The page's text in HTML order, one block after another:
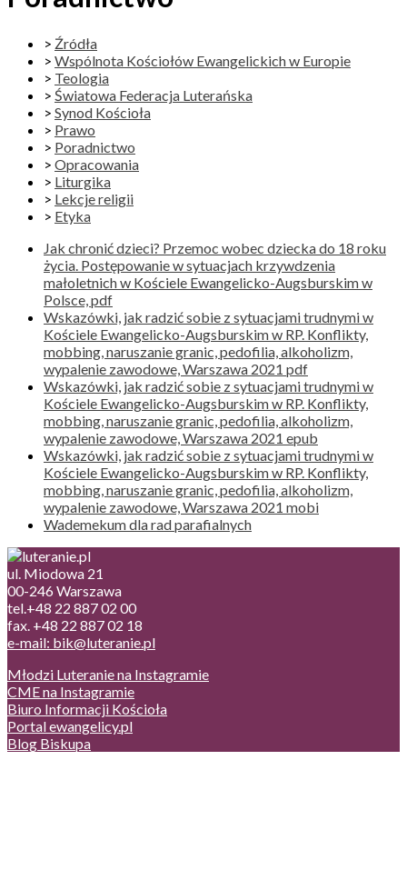
> Źródła
> Wspólnota Kościołów Ewangelickich w Europie
> Teologia
> Światowa Federacja Luterańska
> Synod Kościoła
> Prawo
> Poradnictwo
> Opracowania
> Liturgika
> Lekcje religii
> Etyka
Jak chronić dzieci? Przemoc wobec dziecka do 18 roku
życia. Postępowanie w sytuacjach krzywdzenia
małoletnich w Kościele Ewangelicko-Augsburskim w
Polsce, pdf
Wskazówki, jak radzić sobie z sytuacjami trudnymi w
Kościele Ewangelicko-Augsburskim w RP. Konflikty,
mobbing, naruszanie granic, pedofilia, alkoholizm,
wypalenie zawodowe, Warszawa 2021 pdf
Wskazówki, jak radzić sobie z sytuacjami trudnymi w
Kościele Ewangelicko-Augsburskim w RP. Konflikty,
mobbing, naruszanie granic, pedofilia, alkoholizm,
wypalenie zawodowe, Warszawa 2021 epub
Wskazówki, jak radzić sobie z sytuacjami trudnymi w
Kościele Ewangelicko-Augsburskim w RP. Konflikty,
mobbing, naruszanie granic, pedofilia, alkoholizm,
wypalenie zawodowe, Warszawa 2021 mobi
Wademekum dla rad parafialnych
ul. Miodowa 21
00-246 Warszawa
tel.+48 22 887 02 00
fax. +48 22 887 02 18
e-mail: bik@luteranie.pl
Młodzi Luteranie na Instagramie
CME na Instagramie
Biuro Informacji Kościoła
Portal ewangelicy.pl
Blog Biskupa